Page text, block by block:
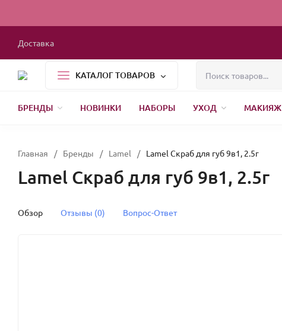
Доставка
КАТАЛОГ ТОВАРОВ
БРЕНДЫ НОВИНКИ НАБОРЫ УХОД МАКИЯЖ
Главная / Бренды / Lamel / Lamel Скраб для губ 9в1, 2.5г
Lamel Скраб для губ 9в1, 2.5г
Обзор Отзывы (0) Вопрос-Ответ